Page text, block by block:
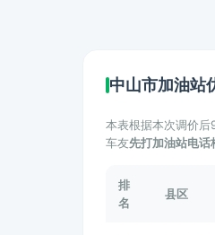
中山市加油站
本表根据本次调价
车友先打加油站电话
排
名
县区